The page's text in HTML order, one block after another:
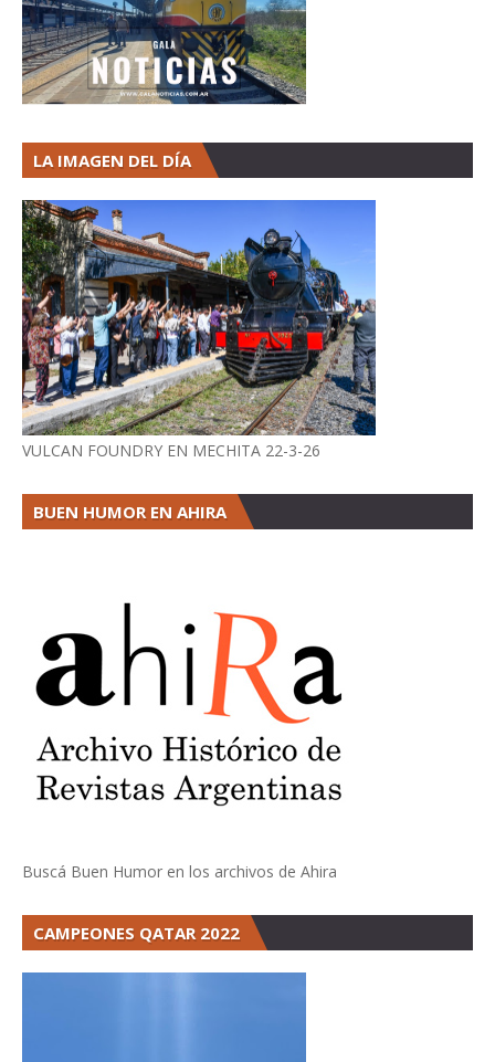
LA IMAGEN DEL DÍA
VULCAN FOUNDRY EN MECHITA 22-3-26
BUEN HUMOR EN AHIRA
Buscá Buen Humor en los archivos de Ahira
CAMPEONES QATAR 2022